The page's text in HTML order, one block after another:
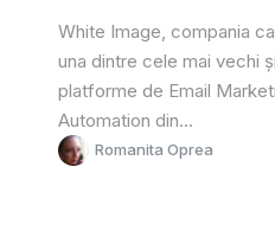
White Image, compania
una dintre cele mai vechi
platforme de Email
Automation din...
Romanita Oprea